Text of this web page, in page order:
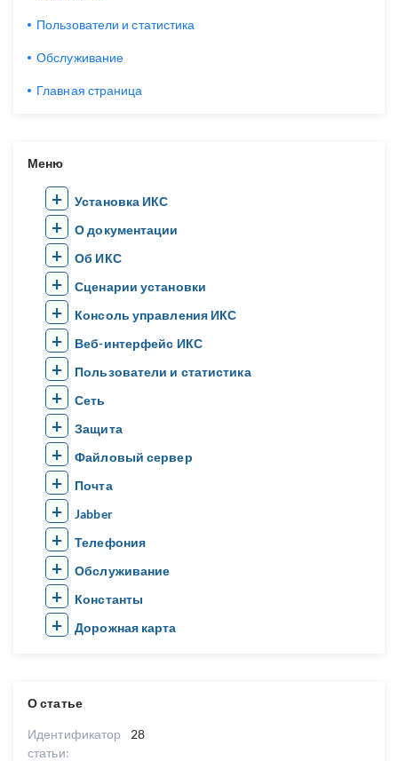
О статье
Идентификатор
статьи:
28
Меню
Установка ИКС
О документации
Об ИКС
Сценарии установки
Консоль управления ИКС
Веб-интерфейс ИКС
Пользователи и статистика
Сеть
Защита
Файловый сервер
Почта
Jabber
Телефония
Обслуживание
Константы
Дорожная карта
Пользователи и статистика
Обслуживание
Главная страница